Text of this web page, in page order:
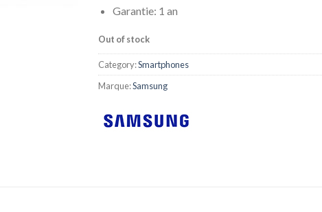
Garantie: 1 an
Out of stock
Category:Smartphones
Marque:Samsung